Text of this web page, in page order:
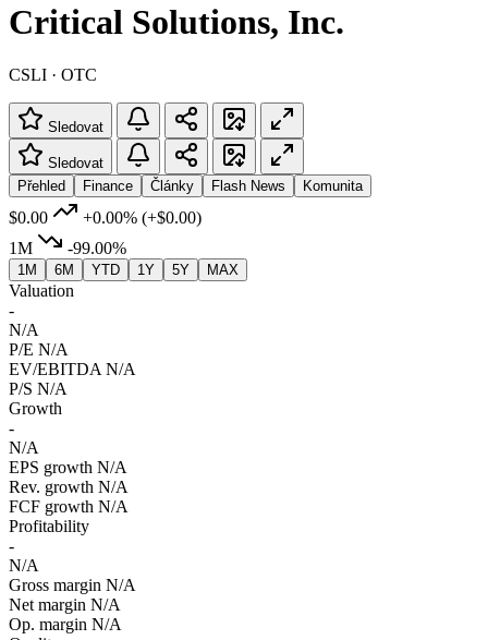
Critical Solutions, Inc.
CSLI · OTC
Sledovat
Sledovat
Přehled
Finance Články Flash News Komunita
$0.00 +0.00% (+$0.00)
1M
-99.00%
1M 6M YTD 1Y 5Y MAX
Valuation
-
N/A
P/E N/A
EV/EBITDA N/A
P/S N/A
Growth
-
N/A
EPS growth N/A
Rev. growth N/A
FCF growth N/A
Profitability
-
N/A
Gross margin N/A
Net margin N/A
Op. margin N/A